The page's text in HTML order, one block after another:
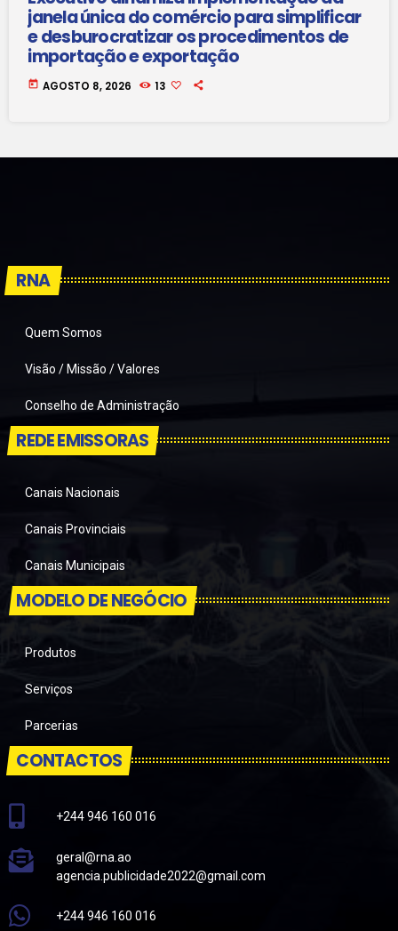
janela única do comércio para simplificar
e desburocratizar os procedimentos de
importação e exportação
today AGOSTO 8, 2026 13
RNA
Quem Somos
Visão / Missão / Valores
Conselho de Administração
REDE EMISSORAS
Canais Nacionais
Canais Provinciais
Canais Municipais
MODELO DE NEGÓCIO
Produtos
Serviços
Parcerias
CONTACTOS
+244 946 160 016
geral@rna.ao
agencia.publicidade2022@gmail.com
+244 946 160 016